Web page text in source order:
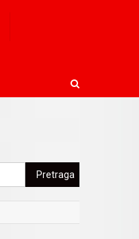
Pretraga: